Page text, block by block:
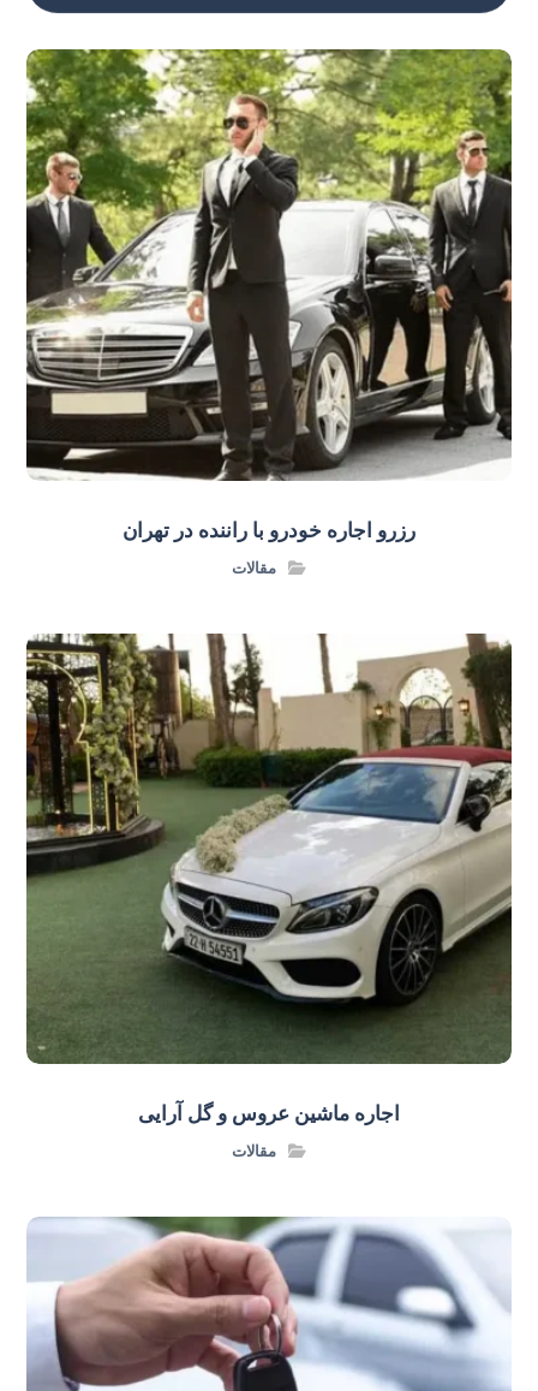
رزرو اجاره خودرو با راننده در تهران
مقالات
اجاره ماشین عروس و گل‌ آرایی
مقالات